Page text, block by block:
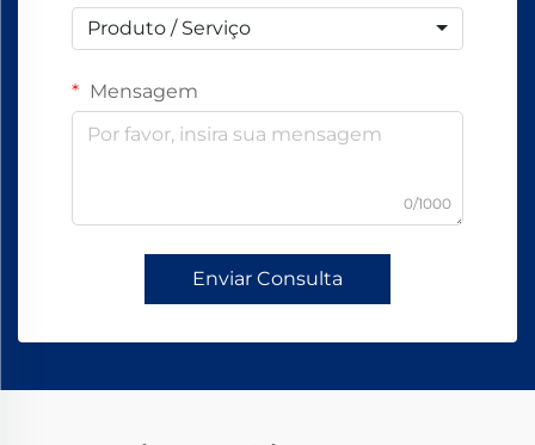
Produto / Serviço
Mensagem
0/1000
Enviar Consulta